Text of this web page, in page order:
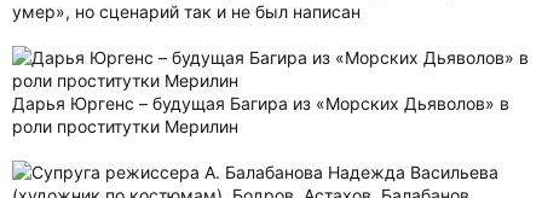
умер», но сценарий так и не был написан
Дарья Юргенс – будущая Багира из «Морских Дьяволов» в
роли проститутки Мерилин